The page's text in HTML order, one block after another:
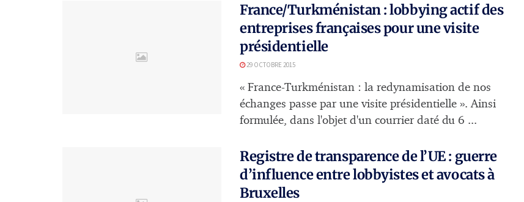
France/Turkménistan : lobbying actif des
entreprises françaises pour une visite
présidentielle
29 OCTOBRE 2015
« France-Turkménistan : la redynamisation de nos
échanges passe par une visite présidentielle ». Ainsi
formulée, dans l'objet d'un courrier daté du 6 ...
Registre de transparence de l’UE : guerre
d’influence entre lobbyistes et avocats à
Bruxelles